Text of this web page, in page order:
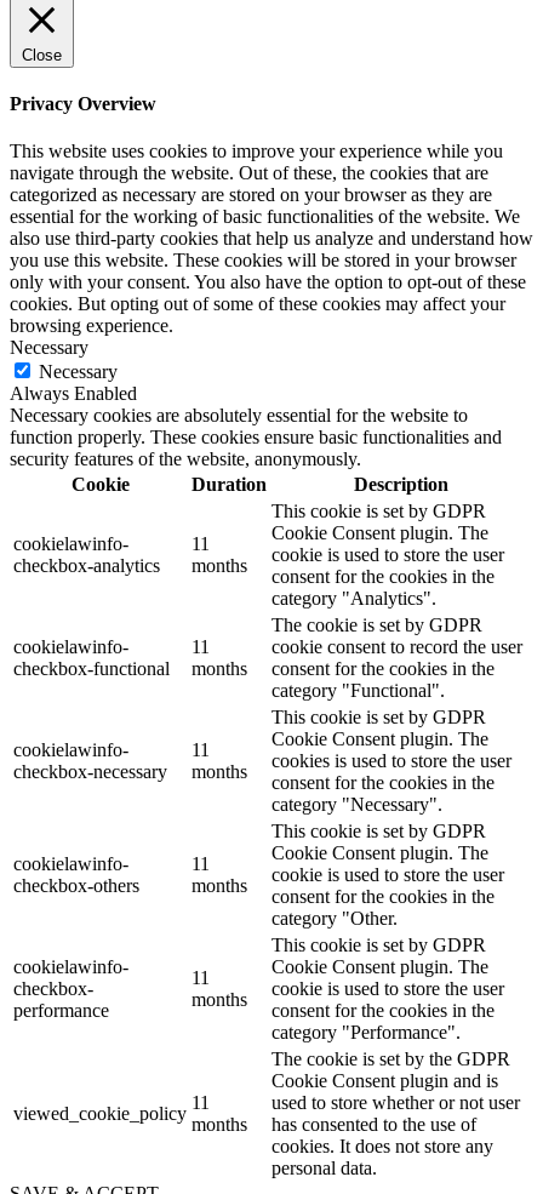
Close
Privacy Overview
This website uses cookies to improve your experience while you
navigate through the website. Out of these, the cookies that are
categorized as necessary are stored on your browser as they are
essential for the working of basic functionalities of the website. We
also use third-party cookies that help us analyze and understand how
you use this website. These cookies will be stored in your browser
only with your consent. You also have the option to opt-out of these
cookies. But opting out of some of these cookies may affect your
browsing experience.
Necessary
Necessary
Always Enabled
Necessary cookies are absolutely essential for the website to
function properly. These cookies ensure basic functionalities and
security features of the website, anonymously.
Cookie
Duration Description
cookielawinfo-
checkbox-analytics
11
months
This cookie is set by GDPR
Cookie Consent plugin. The
cookie is used to store the user
consent for the cookies in the
category "Analytics".
cookielawinfo-
checkbox-functional
11
months
The cookie is set by GDPR
cookie consent to record the user
consent for the cookies in the
category "Functional".
cookielawinfo-
checkbox-necessary
11
months
This cookie is set by GDPR
Cookie Consent plugin. The
cookies is used to store the user
consent for the cookies in the
category "Necessary".
cookielawinfo-
checkbox-others
11
months
This cookie is set by GDPR
Cookie Consent plugin. The
cookie is used to store the user
consent for the cookies in the
category "Other.
cookielawinfo-
checkbox-
performance
11
months
This cookie is set by GDPR
Cookie Consent plugin. The
cookie is used to store the user
consent for the cookies in the
category "Performance".
viewed_cookie_policy
11
months
The cookie is set by the GDPR
Cookie Consent plugin and is
used to store whether or not user
has consented to the use of
cookies. It does not store any
personal data.